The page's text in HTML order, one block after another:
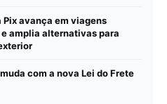
Pix avança em viagens
amplia alternativas para
com a nova Lei do Frete